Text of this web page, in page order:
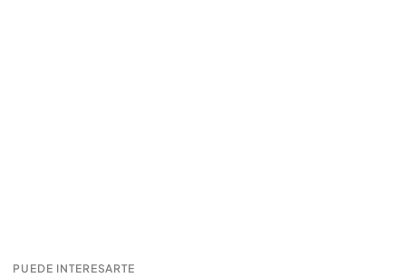
PUEDE INTERESARTE